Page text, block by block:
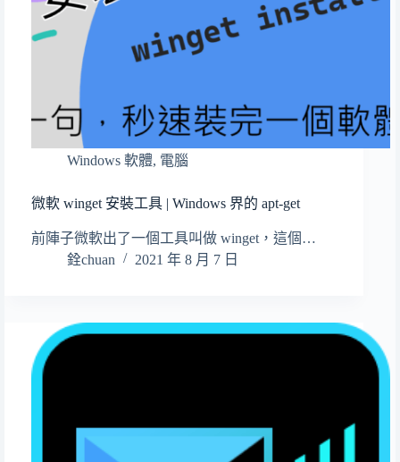
Windows 軟體, 電腦
微軟 winget 安裝工具 | Windows 界的 apt-get
前陣子微軟出了一個工具叫做 winget，這個…
銓chuan
2021 年 8 月 7 日